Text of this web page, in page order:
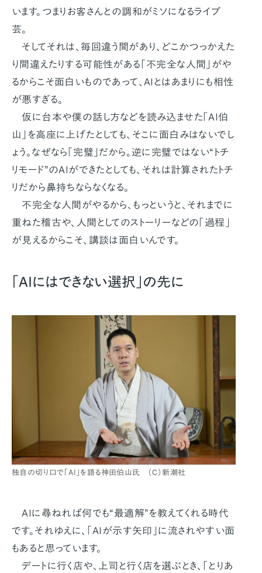
います。つまりお客さんとの調和がミソになるライブ
芸。
そしてそれは、毎回違う間があり、どこかつっかえた
り間違えたりする可能性がある「不完全な人間」がや
るからこそ面白いものであって、AIとはあまりにも相性
が悪すぎる。
仮に台本や僕の話し方などを読み込ませた「AI伯
山」を高座に上げたとしても、そこに面白みはないでし
ょう。なぜなら「完璧」だから。逆に完璧ではない“トチ
リモード”のAIができたとしても、それは計算されたトチ
リだから鼻持ちならなくなる。
不完全な人間がやるから、もっというと、それまでに
重ねた稽古や、人間としてのストーリーなどの「過程」
が見えるからこそ、講談は面白いんです。
「AIにはできない選択」の先に
独自の切り口で「AI」を語る神田伯山氏 （C）新潮社
AIに尋ねれば何でも“最適解”を教えてくれる時代
です。それゆえに、「AIが示す矢印」に流されやすい面
もあると思っています。
デートに行く店や、上司と行く店を選ぶとき、「とりあ